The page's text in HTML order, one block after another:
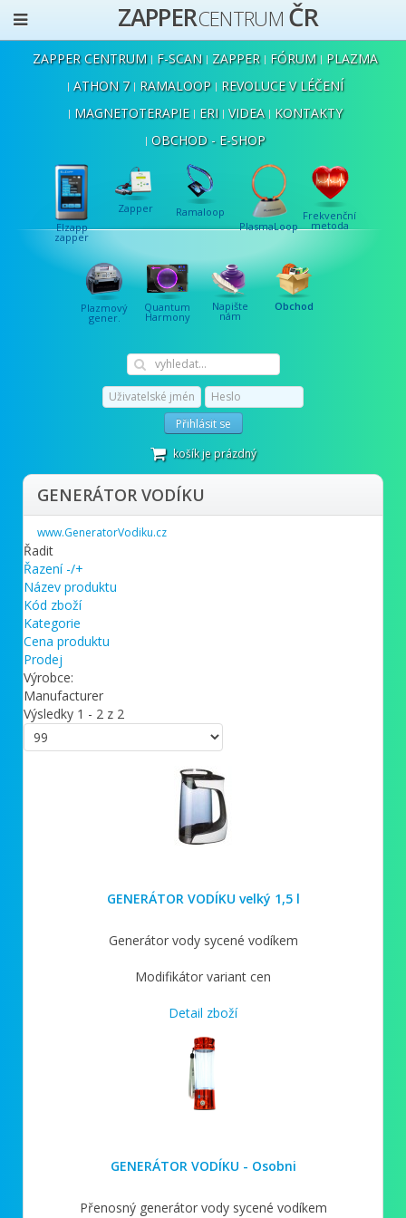
ZAPPERCENTRUM ČR
ZAPPER CENTRUM F-SCAN ZAPPER FÓRUM
PLAZMA
ATHON 7
RAMALOOP
REVOLUCE V LÉČENÍ
MAGNETOTERAPIE
ERI VIDEA
KONTAKTY
OBCHOD - E-SHOP
Elzapp
zapper
Zapper
Ramaloop
PlasmaLoop
Frekvenční
metoda
Plazmový
gener.
Quantum
Harmony
Napište
nám
Obchod
Přihlásit se
košík je prázdný
GENERÁTOR VODÍKU
www.GeneratorVodiku.cz
Řadit
Řazení -/+
Název produktu
Kód zboží
Kategorie
Cena produktu
Prodej
Výrobce:
Manufacturer
Výsledky 1 - 2 z 2
GENERÁTOR VODÍKU velký 1,5 l
Generátor vody sycené vodíkem
Modifikátor variant cen
Detail zboží
GENERÁTOR VODÍKU - Osobni
Přenosný generátor vody sycené vodíkem